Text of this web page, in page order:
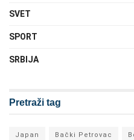
SVET
SPORT
SRBIJA
Pretraži tag
Japan Bački Petrovac